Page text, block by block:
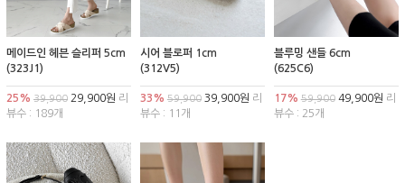
메이드인 헤븐 슬리퍼 5cm
(323J1)
25% 39,900 29,900원 리
뷰수 : 189개
시어 블로퍼 1cm
(312V5)
33% 59,90039,900원 리
뷰수 : 11개
블루밍 샌들 6cm
(625C6)
17% 59,90049,900원 리
뷰수 : 25개